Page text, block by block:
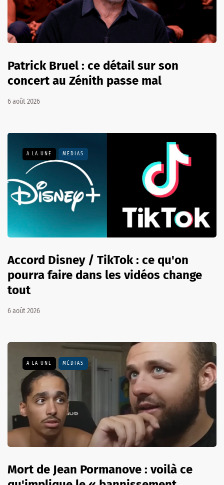
Patrick Bruel : ce détail sur son
concert au Zénith passe mal
6 août 2026
A LA UNE MÉDIAS
Accord Disney / TikTok : ce qu'on
pourra faire dans les vidéos change
tout
6 août 2026
A LA UNE MÉDIAS
Mort de Jean Pormanove : voilà ce